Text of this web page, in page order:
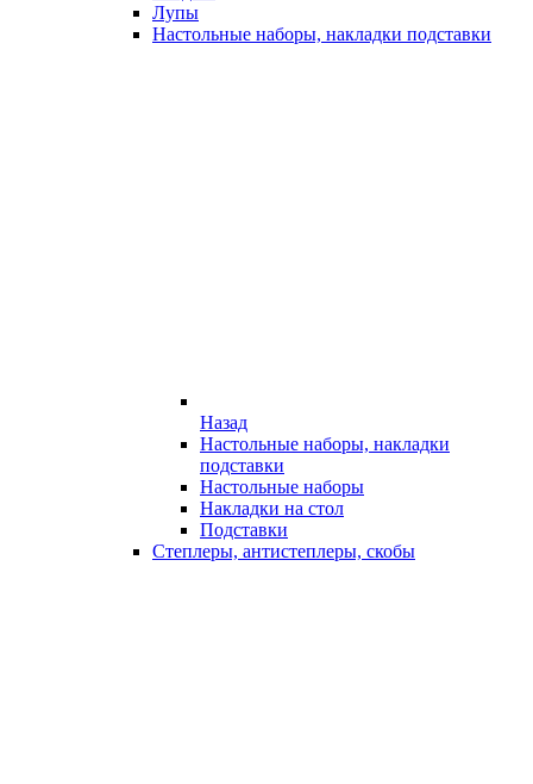
Лупы
Настольные наборы, накладки подставки
Назад
Настольные наборы, накладки
подставки
Настольные наборы
Накладки на стол
Подставки
Степлеры, антистеплеры, скобы